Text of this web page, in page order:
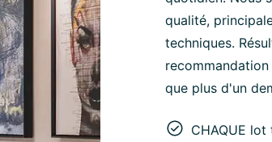
qualité,
techniques.
que plus d'un
CHAQUE